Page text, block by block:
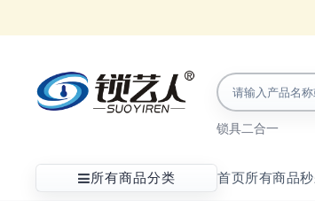
锁具二合一
所有商品分类 首页所有商品